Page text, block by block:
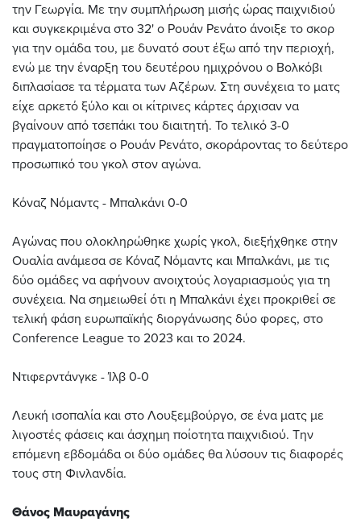
την Γεωργία. Με την συμπλήρωση μισής ώρας παιχνιδιού
και συγκεκριμένα στο 32' ο Ρουάν Ρενάτο άνοιξε το σκορ
για την ομάδα του, με δυνατό σουτ έξω από την περιοχή,
ενώ με την έναρξη του δευτέρου ημιχρόνου ο Βολκόβι
διπλασίασε τα τέρματα των Αζέρων. Στη συνέχεια το ματς
είχε αρκετό ξύλο και οι κίτρινες κάρτες άρχισαν να
βγαίνουν από τσεπάκι του διαιτητή. Το τελικό 3-0
πραγματοποίησε ο Ρουάν Ρενάτο, σκοράροντας το δεύτερο
προσωπικό του γκολ στον αγώνα.
Κόναζ Νόμαντς - Μπαλκάνι 0-0
Αγώνας που ολοκληρώθηκε χωρίς γκολ, διεξήχθηκε στην
Ουαλία ανάμεσα σε Κόναζ Νόμαντς και Μπαλκάνι, με τις
δύο ομάδες να αφήνουν ανοιχτούς λογαριασμούς για τη
συνέχεια. Να σημειωθεί ότι η Μπαλκάνι έχει προκριθεί σε
τελική φάση ευρωπαϊκής διοργάνωσης δύο φορες, στο
Conference League τo 2023 και το 2024.
Ντιφερντάνγκε - Ίλβ 0-0
Λευκή ισοπαλία και στο Λουξεμβούργο, σε ένα ματς με
λιγοστές φάσεις και άσχημη ποίοτητα παιχνιδιού. Την
επόμενη εβδομάδα οι δύο ομάδες θα λύσουν τις διαφορές
τους στη Φινλανδία.
Θάνος Μαυραγάνης